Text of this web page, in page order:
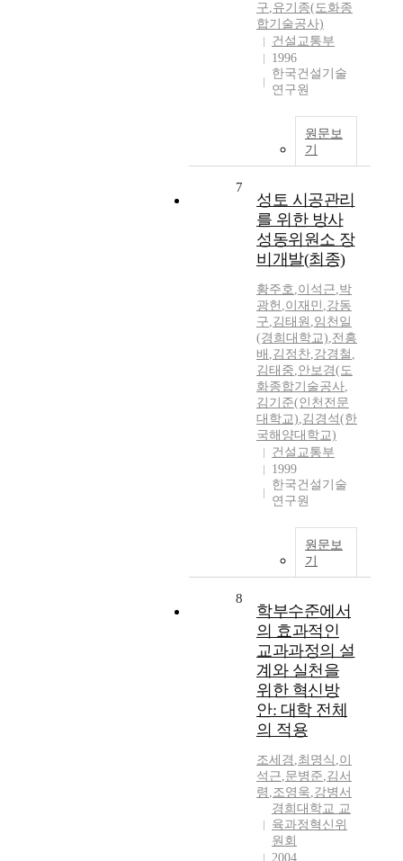
구,유기종(도화종
합기술공사)
건설교통부
1996
한국건설기술
연구원
원문보
기
7
성토 시공관리
를 위한 방사
성동위원소 장
비개발(최종)
황주호,이석근,박
광헌 ,이재민 ,강동
구,김태원 ,임천일
(경희대학교),전흥
배 ,김정찬,강경철 ,
김태중,안보경(도
화종합기술공사,
김기준(인천전문
대학교),김경석(한
국해양대학교)
건설교통부
1999
한국건설기술
연구원
원문보
기
8
학부수준에서
의 효과적인
교과과정의 설
계와 실천을
위한 혁신방
안: 대학 전체
의 적용
조세경 ,최명식 ,이
석근,문병준,김서
령 ,조영욱,강병서
경희대학교 교
육과정혁신위
원회
2004